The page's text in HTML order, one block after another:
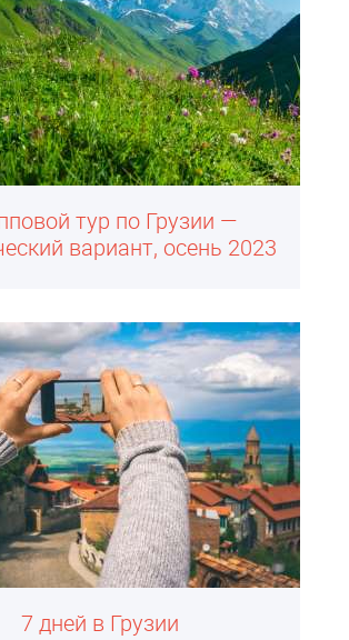
тур по Грузии —
вариант, осень 2023
7 дней в Грузии